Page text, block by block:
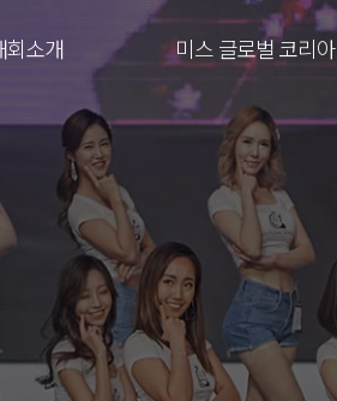
회소개 미스 글로벌 코리아